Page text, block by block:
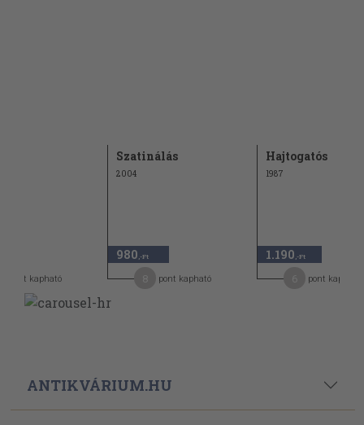
pont kapható
Szatinálás
2004
980 ,-Ft
pont kapható
Hajtogatós
1987
1.190 ,-Ft
pont kapható
ANTIKVÁRIUM.HU